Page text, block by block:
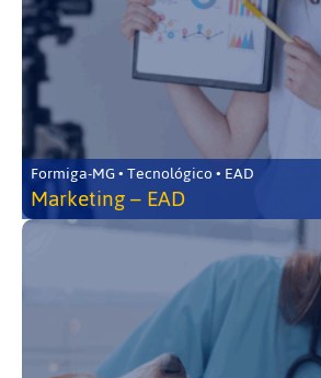
Formiga-MG • Tecnológico • EAD
Marketing – EAD